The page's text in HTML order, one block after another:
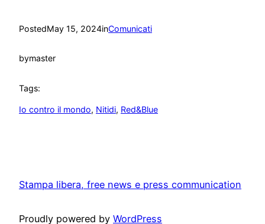
PostedMay 15, 2024inComunicati
bymaster
Tags:
Io contro il mondo, Nitidi, Red&Blue
Stampa libera, free news e press communication
Proudly powered by WordPress